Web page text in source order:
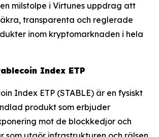
milstolpe i Virtunes uppdrag att
transparenta och reglerade
inom kryptomarknaden i hela
Index ETP
Index ETP (STABLE) är en fysiskt
produkt som erbjuder
mot de blockkedjor och